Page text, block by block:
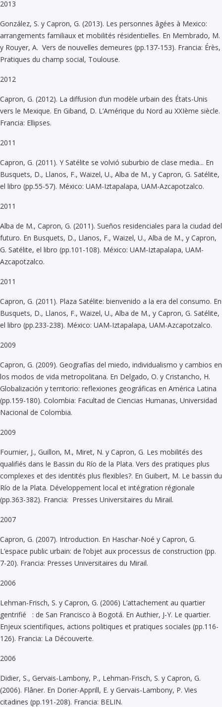
2013
González, S. y Capron, G. (2013). Les personnes âgées à Mexico:
arrangements familiaux et mobilités résidentielles. En Membrado, M.
y Rouyer, A. Vers de nouvelles demeures (pp.137-153). Francia: Érès,
Pratiques du champ social, Toulouse.
2012
Capron, G. (2012). La diffusion d’un modèle urbain des États-Unis
vers le Mexique. En Giband, D. L’Amérique du Nord au XXIème siècle.
Francia: Ellipses.
2011
Capron, G. (2011). Y Satélite se volvió suburbio de clase media... En
Busquets, D., Llanos, F., Waizel, U., Alba de M., y Capron, G. Satélite,
el libro (pp.55-57). México: UAM-Iztapalapa, UAM-Azcapotzalco.
2011
Alba de M., Capron, G. (2011). Sueños residenciales para la ciudad del
futuro. En Busquets, D., Llanos, F., Waizel, U., Alba de M., y Capron,
G. Satélite, el libro (pp.101-108). México: UAM-Iztapalapa, UAM-
Azcapotzalco.
2011
Capron, G. (2011). Plaza Satélite: bienvenido a la era del consumo. En
Busquets, D., Llanos, F., Waizel, U., Alba de M., y Capron, G. Satélite,
el libro (pp.233-238). México: UAM-Iztapalapa, UAM-Azcapotzalco.
2009
Capron, G. (2009). Geografías del miedo, individualismo y cambios en
los modos de vida metropolitana. En Delgado, O. y Cristancho, H.
Globalización y territorio: reflexiones geográficas en América Latina
(pp.159-180). Colombia: Facultad de Ciencias Humanas, Universidad
Nacional de Colombia.
2009
Fournier, J., Guillon, M., Miret, N. y Capron, G. Les mobilités des
qualifiés dans le Bassin du Río de la Plata. Vers des pratiques plus
complexes et des identités plus flexibles?. En Guibert, M. Le bassin du
Río de la Plata. Développement local et intégration régionale
(pp.363-382). Francia: Presses Universitaires du Mirail.
2007
Capron, G. (2007). Introduction. En Haschar-Noé y Capron, G.
L’espace public urbain: de l’objet aux processus de construction (pp.
7-20). Francia: Presses Universitaires du Mirail.
2006
Lehman-Frisch, S. y Capron, G. (2006) L’attachement au quartier
gentrifié : de San Francisco à Bogotá. En Authier, J-Y. Le quartier.
Enjeux scientifiques, actions politiques et pratiques sociales (pp.116-
126). Francia: La Découverte.
2006
Didier, S., Gervais-Lambony, P., Lehman-Frisch, S. y Capron, G.
(2006). Flâner. En Dorier-Apprill, E. y Gervais-Lambony, P. Vies
citadines (pp.191-208). Francia: BELIN.